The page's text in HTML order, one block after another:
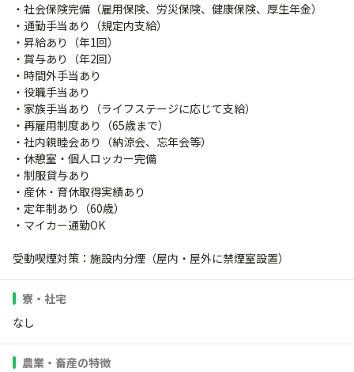
・社会保険完備（雇用保険、労災保険、健康保険、厚生年金）
・通勤手当あり（規定内支給）
・昇給あり（年1回）
・賞与あり（年2回）
・時間外手当あり
・役職手当あり
・家族手当あり（ライフステージに応じて支給）
・再雇用制度あり（65歳まで）
・社内親睦会あり（納涼会、忘年会等）
・休憩室・個人ロッカー完備
・制服貸与あり
・産休・育休取得実績あり
・定年制あり（60歳）
・マイカー通勤OK
受動喫煙対策：施設内分煙（屋内・屋外に禁煙室設置）
寮・社宅
なし
農業・畜産の特徴